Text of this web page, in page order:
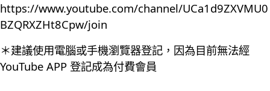
https://www.youtube.com/channel/UCa1d9ZXVMU0
BZQRXZHt8Cpw/join
＊建議使用電腦或手機瀏覽器登記，因為目前無法經
YouTube APP 登記成為付費會員